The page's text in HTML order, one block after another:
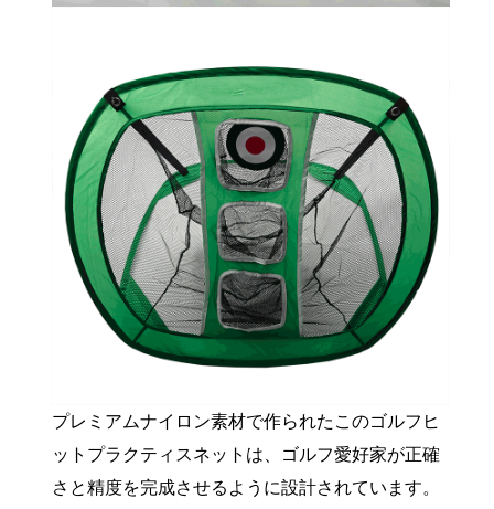
プレミアムナイロン素材で作られたこのゴルフヒ
ットプラクティスネットは、ゴルフ愛好家が正確
さと精度を完成させるように設計されています。